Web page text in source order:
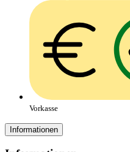
Vorkasse
Informationen